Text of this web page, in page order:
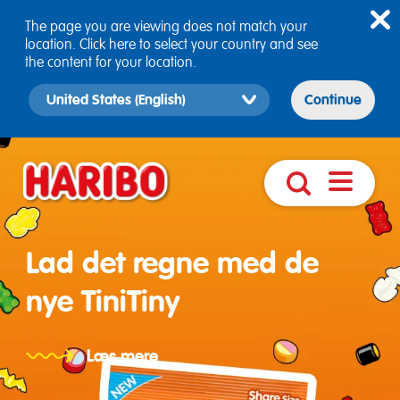
Søg
Åbn
Lad det regne med de
nye TiniTiny
Læs mere
The page you are viewing does not match your
location. Click here to select your country and see
the content for your location.
Select
country
Continue